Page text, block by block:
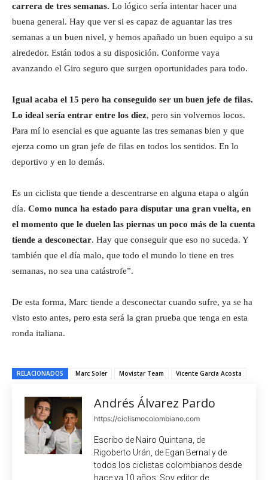
carrera de tres semanas. Lo lógico sería intentar hacer una
buena general. Hay que ver si es capaz de aguantar las tres
semanas a un buen nivel, y hemos apañado un buen equipo a su
alrededor. Están todos a su disposición. Conforme vaya
avanzando el Giro seguro que surgen oportunidades para todo.
Igual acaba el 15 pero ha conseguido ser un buen jefe de filas.
Lo ideal sería entrar entre los diez, pero sin volvernos locos.
Para mí lo esencial es que aguante las tres semanas bien y que
ejerza como un gran jefe de filas en todos los sentidos. En lo
deportivo y en lo demás.
Es un ciclista que tiende a descentrarse en alguna etapa o algún
día. Como nunca ha estado para disputar una gran vuelta, en
el momento que le duelen las piernas un poco más de la cuenta
tiende a desconectar. Hay que conseguir que eso no suceda. Y
también que el día malo, que todo el mundo lo tiene en tres
semanas, no sea una catástrofe”.
De esta forma, Marc tiende a desconectar cuando sufre, ya se ha
visto esto antes, pero esta será la gran prueba que tenga en esta
ronda italiana.
RELACIONADOS Marc Soler Movistar Team Vicente García Acosta
Andrés Álvarez Pardo
https://ciclismocolombiano.com
Escribo de Nairo Quintana, de
Rigoberto Urán, de Egan Bernal y de
todos los ciclistas colombianos desde
hace ya 10 años. Soy editor de